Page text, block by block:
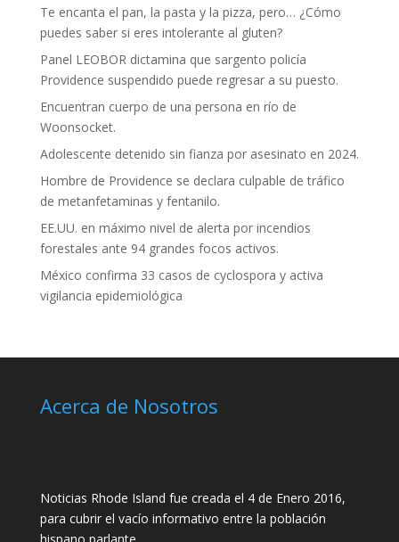
Te encanta el pan, la pasta y la pizza, pero… ¿Cómo
puedes saber si eres intolerante al gluten?
Panel LEOBOR dictamina que sargento policía
Providence suspendido puede regresar a su puesto.
Encuentran cuerpo de una persona en río de
Woonsocket.
Adolescente detenido sin fianza por asesinato en 2024.
Hombre de Providence se declara culpable de tráfico
de metanfetaminas y fentanilo.
EE.UU. en máximo nivel de alerta por incendios
forestales ante 94 grandes focos activos.
México confirma 33 casos de cyclospora y activa
vigilancia epidemiológica
Acerca de Nosotros
Noticias Rhode Island fue creada el 4 de Enero 2016,
para cubrir el vacío informativo entre la población